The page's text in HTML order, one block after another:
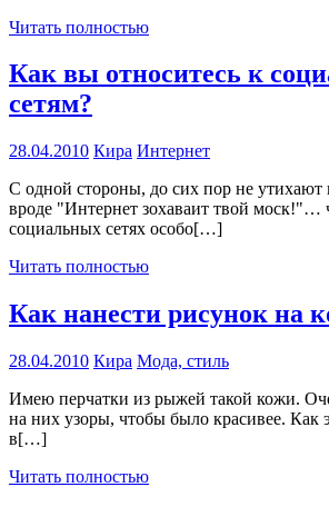
Читать полностью
Как вы относитесь к
сетям?
28.04.2010 Кира Интернет
С одной стороны, до сих пор не утихают
вроде "Интернет зохаваит твой моск!"…
социальных сетях особо[…]
Читать полностью
Как нанести рисунок на
28.04.2010 Кира Мода, стиль
Имею перчатки из рыжей такой кожи.
на них узоры, чтобы было красивее. Как
в[…]
Читать полностью